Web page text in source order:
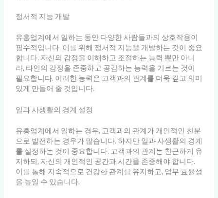
정서적 지능 개발
유흥업계에서 일하는 동안 다양한 사람들과의 상호작용이
필수적입니다. 이를 위해 정서적 지능을 개발하는 것이 중요
합니다. 자신의 감정을 이해하고 조절하는 능력 뿐만 아니
라, 타인의 감정을 존중하고 공감하는 능력을 기르는 것이
필요합니다. 이러한 능력은 고객과의 관계를 더욱 깊고 의미
있게 만들어 줄 것입니다.
일과 사생활의 경계 설정
유흥업계에서 일하는 경우, 고객과의 관계가 개인적인 친분
으로 발전하는 경우가 많습니다. 하지만 일과 사생활의 경계
를 설정하는 것이 중요합니다. 고객과의 관계는 친근하게 유
지하되, 자신의 개인적인 공간과 시간을 존중해야 합니다.
이를 통해 지속적으로 건강한 관계를 유지하고, 업무 효율성
을 높일 수 있습니다.